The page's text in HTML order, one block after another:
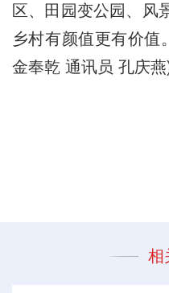
区、田园变公园、风
乡村有颜值更有价值
金奉乾 通讯员 孔庆燕
相